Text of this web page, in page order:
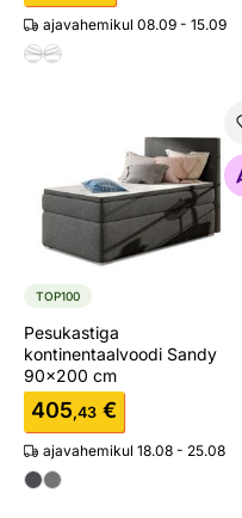
ajavahemikul 08.09 - 15.09
Pesukastiga
Otsi sarnaseid
TOP100
Pesukastiga
kontinentaalvoodi Sandy
90x200 cm
405,43 €
ajavahemikul 18.08 - 25.08